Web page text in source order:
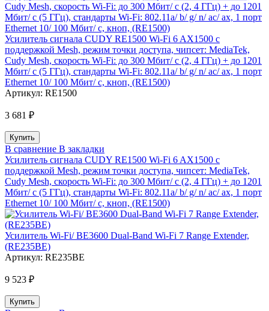
Усилитель сигнала CUDY RE1500 Wi-Fi 6 AX1500 с
поддержкой Mesh, режим точки доступа, чипсет: MediaTek,
Cudy Mesh, скорость Wi-Fi: до 300 Мбит/ с (2, 4 ГГц) + до 1201
Мбит/ с (5 ГГц), стандарты Wi-Fi: 802.11a/ b/ g/ n/ ac/ ax, 1 порт
Ethernet 10/ 100 Мбит/ с, кноп, (RE1500)
Артикул: RE1500
3 681 ₽
В сравнение В закладки
Усилитель сигнала CUDY RE1500 Wi-Fi 6 AX1500 с
поддержкой Mesh, режим точки доступа, чипсет: MediaTek,
Cudy Mesh, скорость Wi-Fi: до 300 Мбит/ с (2, 4 ГГц) + до 1201
Мбит/ с (5 ГГц), стандарты Wi-Fi: 802.11a/ b/ g/ n/ ac/ ax, 1 порт
Ethernet 10/ 100 Мбит/ с, кноп, (RE1500)
Усилитель Wi-Fi/ BE3600 Dual-Band Wi-Fi 7 Range Extender,
(RE235BE)
Артикул: RE235BE
9 523 ₽